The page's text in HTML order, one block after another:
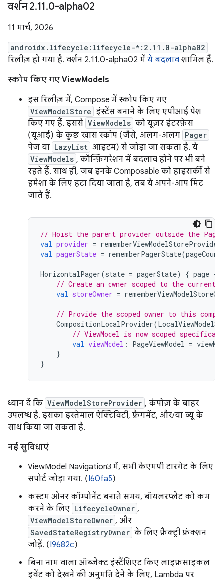
वर्शन 2.11.0-alpha02
11 मार्च, 2026
androidx.lifecycle:lifecycle-*:2.11.0-alpha02
रिलीज़ हो गया है. वर्शन 2.11.0-alpha02 में ये बदलाव शामिल हैं.
स्कोप किए गए ViewModels
इस रिलीज़ में, Compose में स्कोप किए गए
ViewModelStore इंस्टेंस बनाने के लिए एपीआई पेश
किए गए हैं. इससे ViewModels को यूज़र इंटरफ़ेस
(यूआई) के कुछ खास स्कोप (जैसे, अलग-अलग Pager
पेज या LazyList आइटम) से जोड़ा जा सकता है. ये
ViewModels , कॉन्फ़िगरेशन में बदलाव होने पर भी बने
रहते हैं. साथ ही, जब इनके Composable को हाइरार्की से
हमेशा के लिए हटा दिया जाता है, तब ये अपने-आप मिट
जाते हैं.
// Hoist the parent provider outside the
val provider = rememberViewModelStoreProvider
val pagerState = rememberPagerState(pageCount
HorizontalPager(state = pagerState) { page -
// Create an owner scoped to the current
val storeOwner =
// Provide the scoped owner to this
CompositionLocalProvider(
// ViewModel is now scoped
val viewModel : PageViewModel =
}
}
ध्यान दें कि ViewModelStoreProvider , कंपोज़ के बाहर
उपलब्ध है. इसका इस्तेमाल ऐक्टिविटी, फ़्रैगमेंट, और/या व्यू के
साथ किया जा सकता है.
नई सुविधाएं
ViewModel Navigation3 में, सभी केएमपी टारगेट के लिए
सपोर्ट जोड़ा गया. (I60fa5)
कस्टम ओनर कॉम्पोनेंट बनाते समय, बॉयलरप्लेट को कम
करने के लिए LifecycleOwner ,
ViewModelStoreOwner , और
SavedStateRegistryOwner के लिए फ़ैक्ट्री फ़ंक्शन
जोड़ें. (I9682c)
बिना नाम वाला ऑब्जेक्ट इंस्टैंशिएट किए लाइफ़साइकल
इवेंट को देखने की अनुमति देने के लिए, Lambda पर